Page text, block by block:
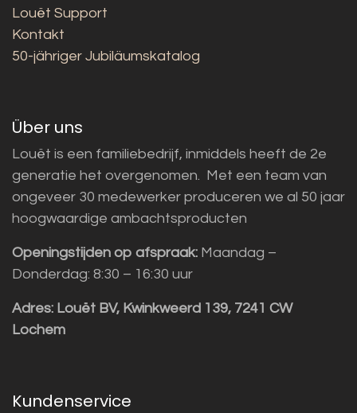
Louët Support
Kontakt
50-jähriger Jubiläumskatalog
Über uns
Louët is een familiebedrijf, inmiddels heeft de 2e
generatie het overgenomen. Met een team van
ongeveer 30 medewerker produceren we al 50 jaar
hoogwaardige ambachtsproducten
Openingstijden op afspraak: Maandag –
Donderdag: 8:30 – 16:30 uur
Adres: Louët BV, Kwinkweerd 139, 7241 CW
Lochem
Kundenservice